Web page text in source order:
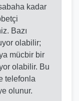
kadar
Bazı
olabilir;
mücbir bir
olabilir. Bu
telefonla
olunur.